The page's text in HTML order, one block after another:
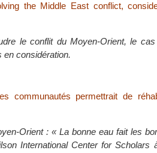
the Middle East conflict,
le conflit du Moyen-Orient, le
en considération.
communautés permettrait de
Orient : « La bonne eau fait les
International Center for Scholars